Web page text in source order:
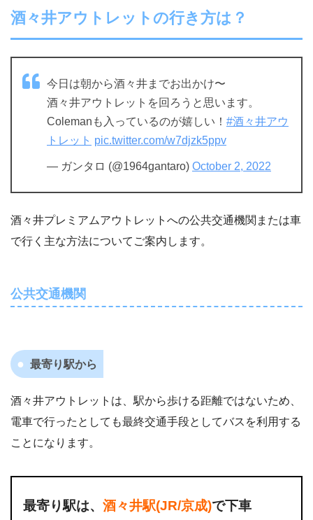
酒々井アウトレットの行き方は？
今日は朝から酒々井までお出かけ〜
酒々井アウトレットを回ろうと思います。
Colemanも入っているのが嬉しい！ #酒々井アウ
トレット pic.twitter.com/w7djzk5ppv
— ガンタロ (@1964gantaro) October 2, 2022
酒々井プレミアムアウトレットへの公共交通機関または車
で行く主な方法についてご案内します。
公共交通機関
最寄り駅から
酒々井アウトレットは、駅から歩ける距離ではないため、
電車で行ったとしても最終交通手段としてバスを利用する
ことになります。
最寄り駅は、 酒々井駅(JR/京成)で下車